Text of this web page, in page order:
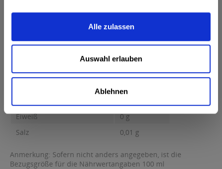
Alle zulassen
Auswahl erlauben
Ablehnen
Brennwert 17 kcal / 70 kJ Fett 0,1 g davon gesättigte Fettsäuren
Eiweiß
0 g
Salz
0,01 g
Anmerkung: Sofern nicht anders angegeben, ist die
Bezugsgröße für die Nährwertangaben 100 ml